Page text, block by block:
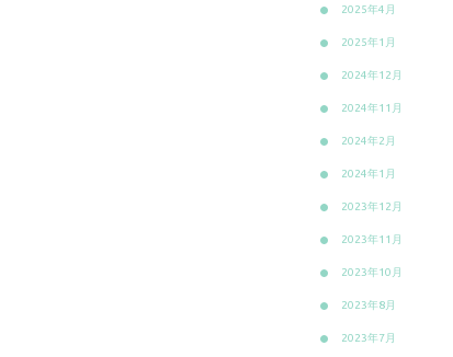
2025年4月
2025年1月
2024年12月
2024年11月
2024年2月
2024年1月
2023年12月
2023年11月
2023年10月
2023年8月
2023年7月